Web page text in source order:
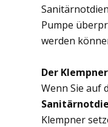
Pumpe
werden
Der
Wenn Sie auf
Klempner